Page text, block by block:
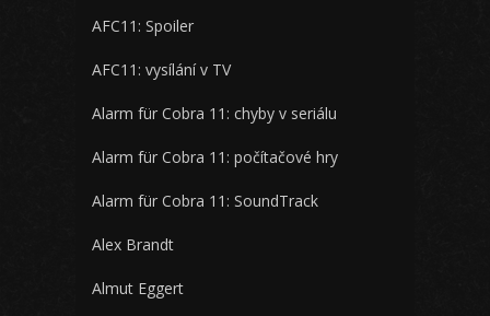
AFC11: Spoiler
AFC11: vysílání v TV
Alarm für Cobra 11: chyby v seriálu
Alarm für Cobra 11: počítačové hry
Alarm für Cobra 11: SoundTrack
Alex Brandt
Almut Eggert